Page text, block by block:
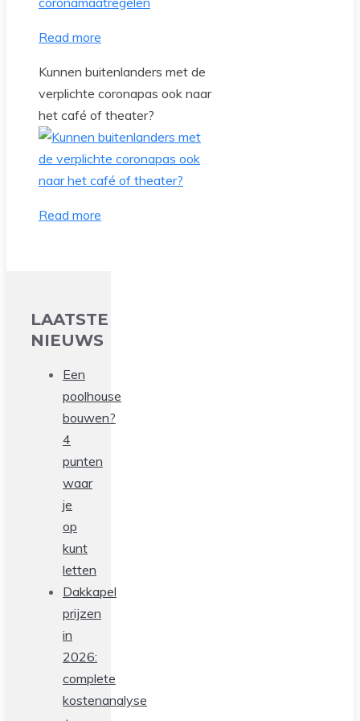
Read more
Kunnen buitenlanders met de
verplichte coronapas ook naar
het café of theater?
Read more
LAATSTE
NIEUWS
Een
poolhouse
bouwen?
4
punten
waar
je
op
kunt
letten
Dakkapel
prijzen
in
2026:
complete
kostenanalyse